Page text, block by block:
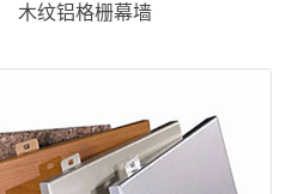
木纹铝格栅幕墙